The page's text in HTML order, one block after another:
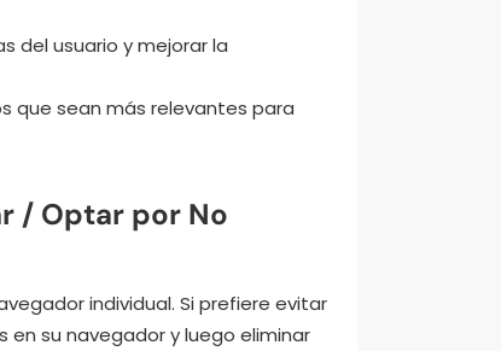
del usuario y mejorar la
que sean más relevantes para
/ Optar por No
individual. Si prefiere evitar
en su navegador y luego eliminar